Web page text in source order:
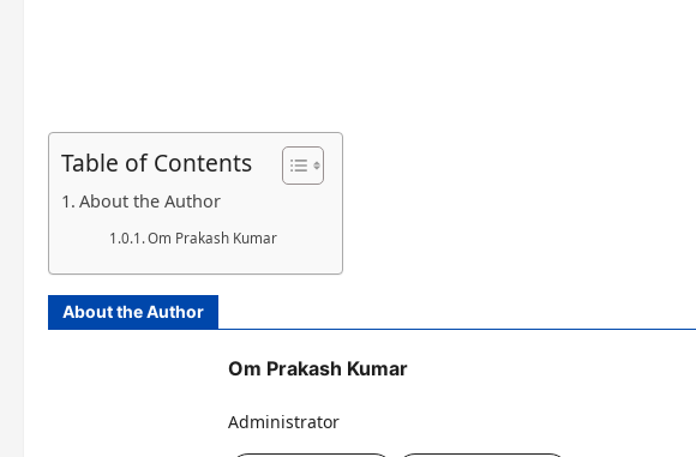
Table of Contents
About the Author
Om Prakash Kumar
About the Author
Om Prakash Kumar
Administrator